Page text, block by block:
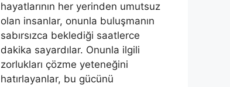
hayatlarının her yerinden umutsuz
olan insanlar, onunla buluşmanın
sabırsızca beklediği saatlerce
dakika sayardılar. Onunla ilgili
zorlukları çözme yeteneğini
hatırlayanlar, bu gücünü